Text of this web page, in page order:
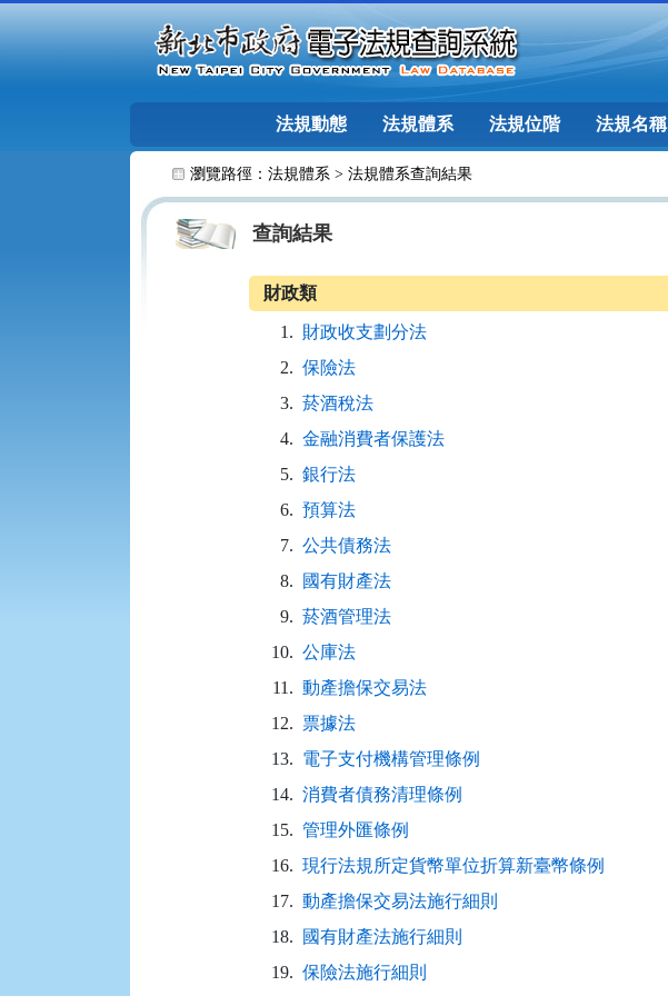
法規動態 法規體系 法規位階 法規名稱
瀏覽路徑： 法規體系 > 法規體系查詢結果
查詢結果
財政類
1. 財政收支劃分法
2. 保險法
3. 菸酒稅法
4. 金融消費者保護法
5. 銀行法
6. 預算法
7. 公共債務法
8.
國有財產法
9. 菸酒管理法
10. 公庫法
11. 動產擔保交易法
12. 票據法
13. 電子支付機構管理條例
14. 消費者債務清理條例
15. 管理外匯條例
16. 現行法規所定貨幣單位折算新臺幣條例
17. 動產擔保交易法施行細則
18.
國有財產法施行細則
19. 保險法施行細則